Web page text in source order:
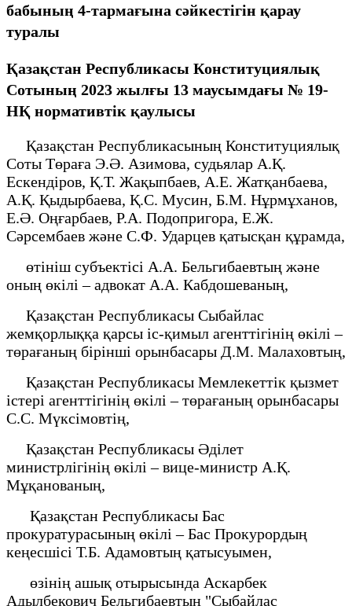
бабының 4-тармағына сәйкестігін қарау
туралы
Қазақстан Республикасы Конституциялық
Сотының 2023 жылғы 13 маусымдағы № 19-
НҚ нормативтік қаулысы
Қазақстан Республикасының Конституциялық
Соты Төраға Э.Ә. Азимова, судьялар А.Қ.
Ескендіров, Қ.Т. Жақыпбаев, А.Е. Жатқанбаева,
А.Қ. Қыдырбаева, Қ.С. Мусин, Б.М. Нұрмұханов,
Е.Ә. Оңғарбаев, Р.А. Подопригора, Е.Ж.
Сәрсембаев және С.Ф. Ударцев қатысқан құрамда,
өтініш субъектісі А.А. Бельгибаевтың және
оның өкілі – адвокат А.А. Кабдошеваның,
Қазақстан Республикасы Сыбайлас
жемқорлыққа қарсы іс-қимыл агенттігінің өкілі –
төрағаның бірінші орынбасары Д.М. Малаховтың,
Қазақстан Республикасы Мемлекеттік қызмет
істері агенттігінің өкілі – төрағаның орынбасары
С.С. Мүксімовтің,
Қазақстан Республикасы Әділет
министрлігінің өкілі – вице-министр А.Қ.
Мұқанованың,
Қазақстан Республикасы Бас
прокуратурасының өкілі – Бас Прокурордың
кеңесшісі Т.Б. Адамовтың қатысуымен,
өзінің ашық отырысында Аскарбек
Адылбекович Бельгибаевтың "Сыбайлас